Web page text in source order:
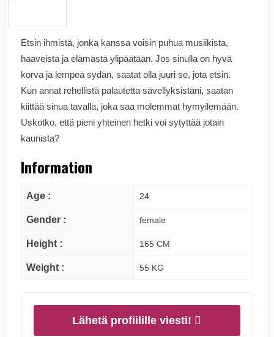
Etsin ihmistä, jonka kanssa voisin puhua musiikista,
haaveista ja elämästä ylipäätään. Jos sinulla on hyvä
korva ja lempeä sydän, saatat olla juuri se, jota etsin.
Kun annat rehellistä palautetta sävellyksistäni, saatan
kiittää sinua tavalla, joka saa molemmat hymyilemään.
Uskotko, että pieni yhteinen hetki voi sytyttää jotain
kaunista?
Information
Age : 24
Gender : female
Height : 165 CM
Weight : 55 KG
Lähetä profiilille viesti!